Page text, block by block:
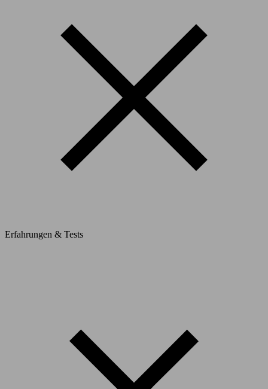
Erfahrungen & Tests